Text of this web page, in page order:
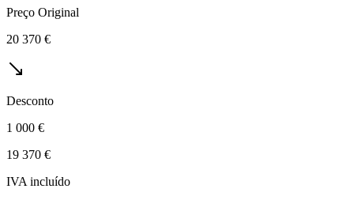
Preço Original
20 370 €
Desconto
1 000 €
19 370 €
IVA incluído